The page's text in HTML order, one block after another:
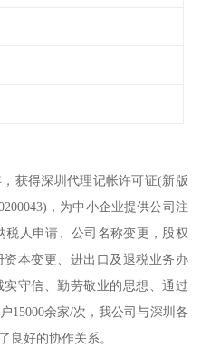
获得深圳代理记帐许可证(新版
，为中小企业提供公司注
人申请、公司名称变更，股权
本变更、进出口及退税业务办
守信、勤劳敬业的思想、通过
15000余家/次，我公司与深圳各
良好的协作关系。